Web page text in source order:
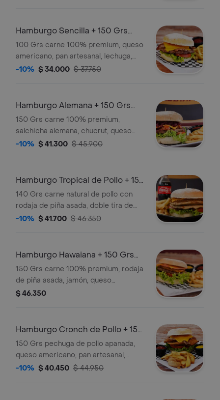
francesa .
Hamburgo Sencilla + 150 Grs
Papa Fran
100 Grs carne 100% premium, queso
americano, pan artesanal, lechuga,
tomate & salsas de la casa + tocineta
-10% $ 34.000 $ 37.750
Hamburgo Alemana + 150 Grs
Papas a la Francesa
150 Grs carne 100% premium,
salchicha alemana, chucrut, queso
americano, pan artesanal, lechuga,
-10% $ 41.300 $ 45.900
Hamburgo Tropical de Pollo + 150
Grs Papa Fran
140 Grs carne natural de pollo con
rodaja de piña asada, doble tira de
tocineta natural ahumada, queso
papas a la francesa.
-10% $ 41.700 $ 46.350
Hamburgo Hawaiana + 150 Grs
Papas a la Francesa
150 Grs carne 100% premium, rodaja
de piña asada, jamón, queso
americano, pan artesanal, lechuga,
$ 46.350
Hamburgo Cronch de Pollo + 150
Grs Papa Fran
150 Grs pechuga de pollo apanada,
queso americano, pan artesanal,
lechuga, tomate, salsas de la casa +
-10% $ 40.450 $ 44.950